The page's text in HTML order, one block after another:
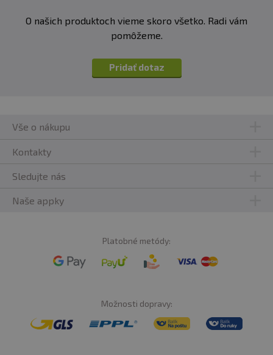
O našich produktoch vieme skoro všetko. Radi vám
pomôžeme.
Pridať dotaz
Vše o nákupu
Kontakty
Sledujte nás
Naše appky
Platobné metódy:
Možnosti dopravy: